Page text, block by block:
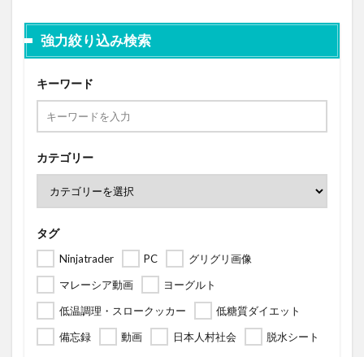
強力絞り込み検索
キーワード
カテゴリー
タグ
Ninjatrader PC
グリグリ画像
マレーシア動画
ヨーグルト
低温調理・スロークッカー
低糖質ダイエット
備忘録
動画 日本人村社会 脱水シート